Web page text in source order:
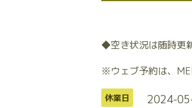
◆空き状況は随時更
※ウェブ予約は、
休業日 2024-